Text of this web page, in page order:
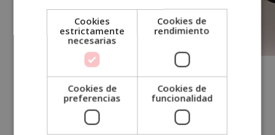
Email
¿Has olvidado tu contraseña?
Finalmente tras dos horas de clase y un
poco de tiempo libre, todos ellos pudieron
disfrutar de una experiencia gastronómica
sorpresa. Fueron a cenar a
Torre d’Alta Mar
Cookies
estrictamente
necesarias
Cookies de
rendimiento
Cookies de
preferencias
Cookies de
funcionalidad